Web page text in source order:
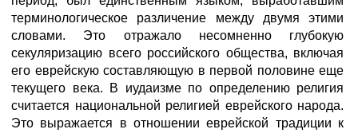
терминологическое различение между двумя этими
словами. Это отражало несомненно глубокую
секуляризацию всего российского общества, включая
его еврейскую составляющую в первой половине еще
текущего века. В иудаизме по определению религия
считается национальной религией еврейского народа.
Это выражается в отношении еврейской традиции к